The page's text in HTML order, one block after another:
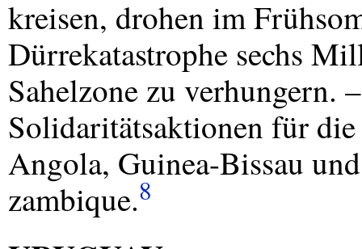
kreisen, drohen im
Dürrekatastrophe sechs
Sahelzone zu verhungern.
Solidaritätsaktionen für
Angola, Guinea-Bissau
zambique.8